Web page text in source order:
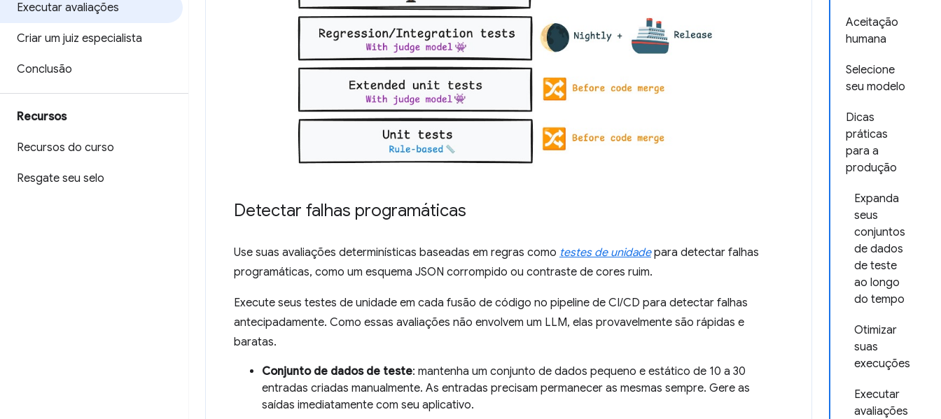
Executar avaliações
Criar um juiz especialista
Conclusão
Recursos
Recursos do curso
Resgate seu selo
Aceitação
humana
Selecione
seu modelo
Dicas
práticas
para a
produção
Expanda
seus
conjuntos
de dados
de teste
ao longo
do tempo
Otimizar
suas
execuções
Executar
avaliações
Detectar falhas programáticas
Use suas avaliações determinísticas baseadas em regras como testes de unidadepara detectar falhas
programáticas, como um esquema JSON corrompido ou contraste de cores ruim.
Execute seus testes de unidade em cada fusão de código no pipeline de CI/CD para detectar falhas
antecipadamente. Como essas avaliações não envolvem um LLM, elas provavelmente são rápidas e
baratas.
Conjunto de dados de teste: mantenha um conjunto de dados pequeno e estático de 10 a 30
entradas criadas manualmente. As entradas precisam permanecer as mesmas sempre. Gere as
saídas imediatamente com seu aplicativo.